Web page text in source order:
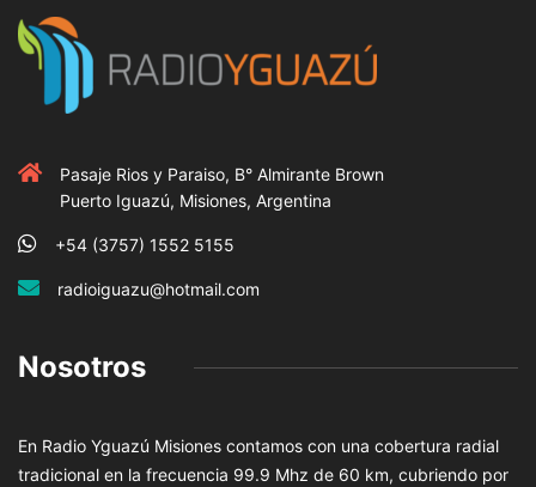
Pasaje Rios y Paraiso, B° Almirante Brown
Puerto Iguazú, Misiones, Argentina
+54 (3757) 1552 5155
radioiguazu@hotmail.com
Nosotros
En Radio Yguazú Misiones contamos con una cobertura radial
tradicional en la frecuencia 99.9 Mhz de 60 km, cubriendo por